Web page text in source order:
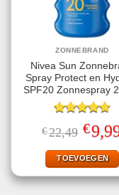
ZONNEBRAND
Nivea Sun
Spray Protect en
SPF20 Zonnespray
Gewaardeerd
4.67uit 5
€22,49
prijs
was:
€22,49.
€
TOEVOEGEN